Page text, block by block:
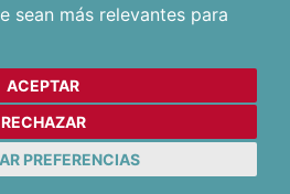
sean más relevantes para
ACEPTAR
RECHAZAR
PREFERENCIAS